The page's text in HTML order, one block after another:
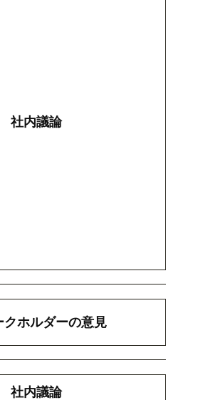
社内議論
クホルダーの意見
社内議論